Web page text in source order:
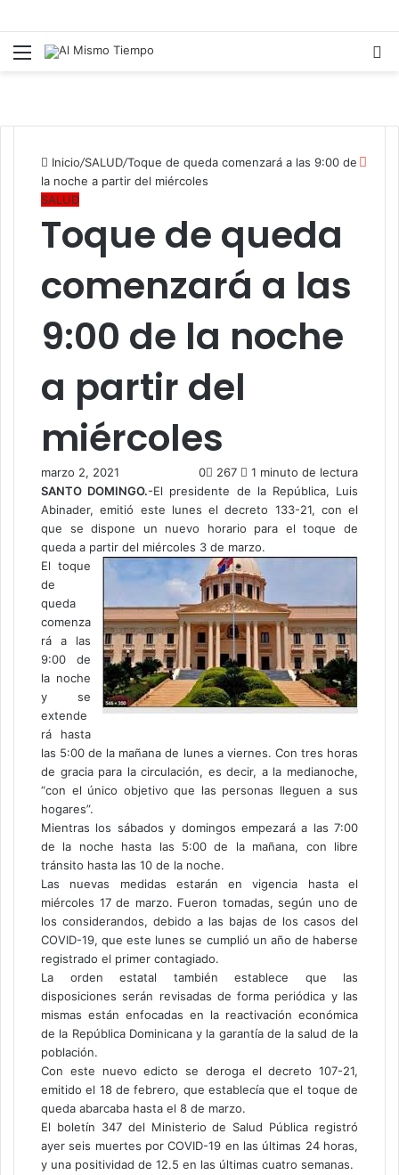
Menú
Inicio/SALUD/Toque de queda comenzará a las 9:00 de
la noche a partir del miércoles
SALUD
Toque de queda
comenzará a las
9:00 de la noche
a partir del
miércoles
marzo 2, 2021 0 267
1 minuto de lectura
SANTO DOMINGO.-El presidente de la República, Luis
Abinader, emitió este lunes el decreto 133-21, con el
que se dispone un nuevo horario para el toque de
queda a partir del miércoles 3 de marzo.
El toque
de
queda
comenza
rá a las
9:00 de
la noche
y se
extende
rá hasta
las 5:00 de la mañana de lunes a viernes. Con tres horas
de gracia para la circulación, es decir, a la medianoche,
“con el único objetivo que las personas lleguen a sus
hogares”.
Mientras los sábados y domingos empezará a las 7:00
de la noche hasta las 5:00 de la mañana, con libre
tránsito hasta las 10 de la noche.
Las nuevas medidas estarán en vigencia hasta el
miércoles 17 de marzo. Fueron tomadas, según uno de
los considerandos, debido a las bajas de los casos del
COVID-19, que este lunes se cumplió un año de haberse
registrado el primer contagiado.
La orden estatal también establece que las
disposiciones serán revisadas de forma periódica y las
mismas están enfocadas en la reactivación económica
de la República Dominicana y la garantía de la salud de la
población.
Con este nuevo edicto se deroga el decreto 107-21,
emitido el 18 de febrero, que establecía que el toque de
queda abarcaba hasta el 8 de marzo.
El boletín 347 del Ministerio de Salud Pública registró
ayer seis muertes por COVID-19 en las últimas 24 horas,
y una positividad de 12.5 en las últimas cuatro semanas.